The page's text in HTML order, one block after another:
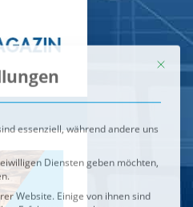
IM BRENNPUNKT
Website. Einige von ihnen sind
Erfahrung zu verbessern.
Adressen), z. B. für
unserer
oder anpassen.
Einwilligung erteilt werden